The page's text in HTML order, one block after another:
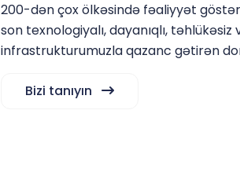
200-dən çox ölkəsində fəaliyyət
son texnologiyalı, dayanıqlı,
infrastrukturumuzla qazanc gətirən
Bizi tanıyın